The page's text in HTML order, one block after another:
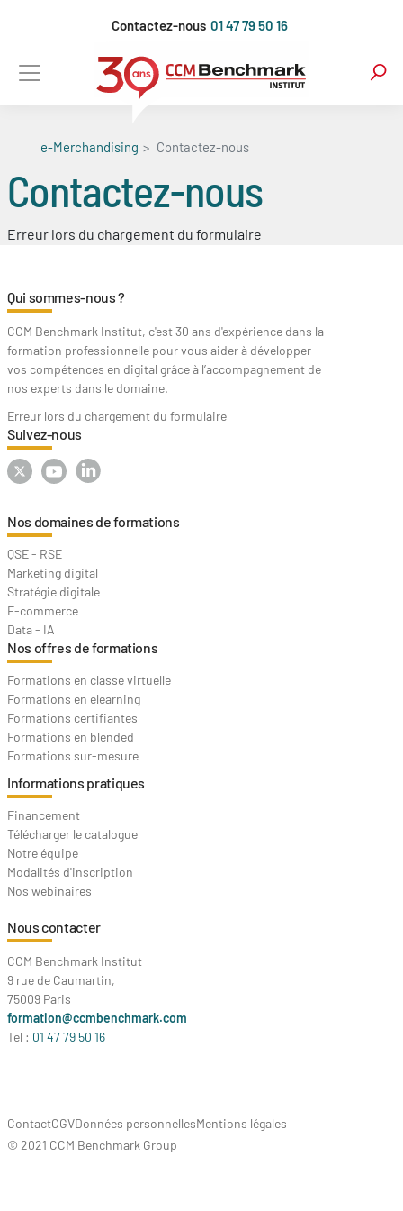
principal
Contactez-nous 01 47 79 50 16
e-Merchandising Contactez-nous
Contactez-nous
Erreur lors du chargement du formulaire
Qui sommes-nous ?
CCM Benchmark Institut, c'est 30 ans d'expérience dans la
formation professionnelle pour vous aider à développer
vos compétences en digital grâce à l’accompagnement de
nos experts dans le domaine.
Erreur lors du chargement du formulaire
Suivez-nous
Nos domaines de formations
QSE - RSE
Marketing digital
Stratégie digitale
E-commerce
Data - IA
Nos offres de formations
Formations en classe virtuelle
Formations en elearning
Formations certifiantes
Formations en blended
Formations sur-mesure
Informations pratiques
Financement
Télécharger le catalogue
Notre équipe
Modalités d'inscription
Nos webinaires
Nous contacter
CCM Benchmark Institut
9 rue de Caumartin,
75009 Paris
formation@ccmbenchmark.com
Tel : 01 47 79 50 16
ContactCGVDonnées personnellesMentions légales
© 2021 CCM Benchmark Group